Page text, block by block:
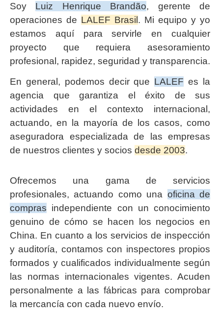
Soy Luiz Henrique Brandão, gerente de
operaciones de LALEF Brasil. Mi equipo y yo
estamos aquí para servirle en cualquier
proyecto que requiera asesoramiento
profesional, rapidez, seguridad y transparencia.
En general, podemos decir que LALEF es la
agencia que garantiza el éxito de sus
actividades en el contexto internacional,
actuando, en la mayoría de los casos, como
aseguradora especializada de las empresas
de nuestros clientes y socios desde 2003.
Ofrecemos una gama de servicios
profesionales, actuando como una oficina de
compras independiente con un conocimiento
genuino de cómo se hacen los negocios en
China. En cuanto a los servicios de inspección
y auditoría, contamos con inspectores propios
formados y cualificados individualmente según
las normas internacionales vigentes. Acuden
personalmente a las fábricas para comprobar
la mercancía con cada nuevo envío.